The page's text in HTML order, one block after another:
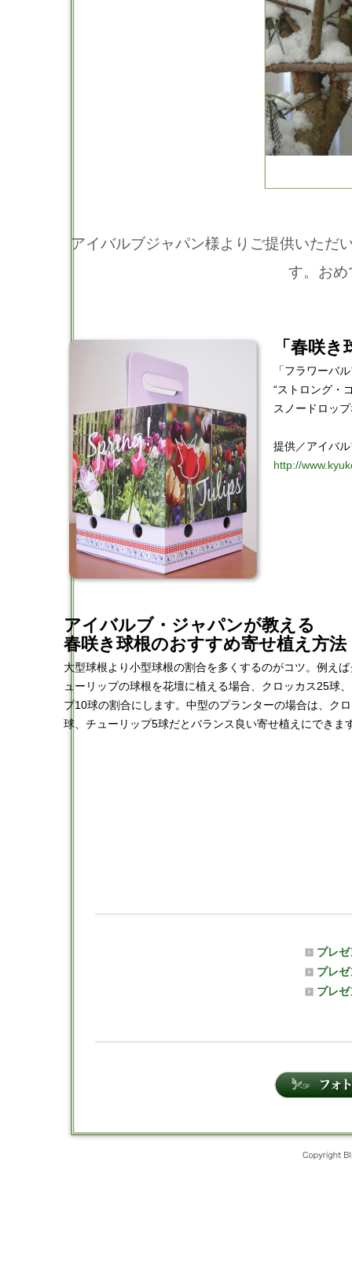
アイバルブジャパン様よりご提供いただ
す。おめ
「春咲
「フラワーバ
“ストロング・
スノードロッ
提供／アイバ
http://
アイバルブ・ジャパンが教える
春咲き球根のおすすめ寄せ植え方法
大型球根より小型球根の割合を多くするのがコツ。例え
ューリップの球根を花壇に植える場合、クロッカス25球
プ10球の割合にします。中型のプランターの場合は、ク
球、チューリップ5球だとバランス良い寄せ植えにできま
プレ
プレ
プレ